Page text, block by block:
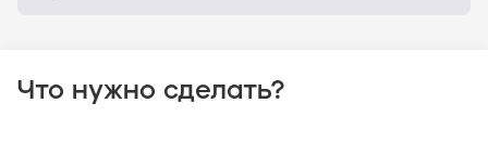
Что нужно сделать?